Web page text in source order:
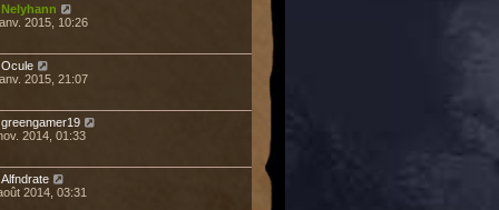
Nelyhann
2015, 10:26
Ocule
2015, 21:07
greengamer19
2014, 01:33
Alfndrate
2014, 03:31